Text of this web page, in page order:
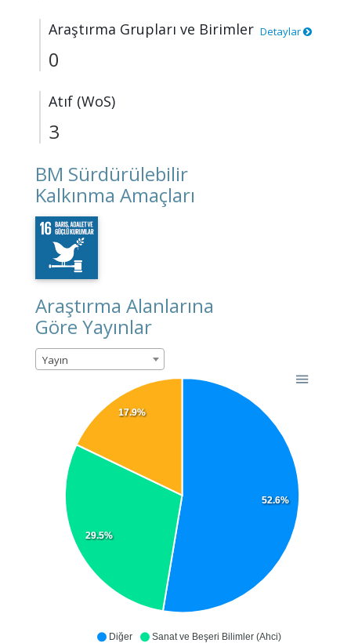
Araştırma Grupları ve Birimler Detaylar
0
Atıf (WoS)
3
BM Sürdürülebilir
Kalkınma Amaçları
Araştırma Alanlarına
Göre Yayınlar
Yayın
Diğer
Sanat ve Beşeri Bilimler (Ahci)
52.6%
29.5%
17.9%